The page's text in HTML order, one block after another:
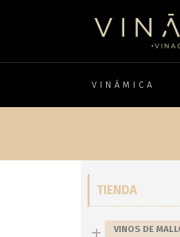
VINÁMICA
TIENDA
VINOS DE